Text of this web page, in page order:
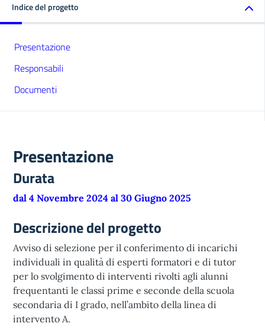
Indice del progetto
Presentazione
Responsabili
Documenti
Presentazione
Durata
dal 4 Novembre 2024 al 30 Giugno 2025
Descrizione del progetto
Avviso di selezione per il conferimento di incarichi
individuali in qualità di esperti formatori e di tutor
per lo svolgimento di interventi rivolti agli alunni
frequentanti le classi prime e seconde della scuola
secondaria di I grado, nell’ambito della linea di
intervento A.